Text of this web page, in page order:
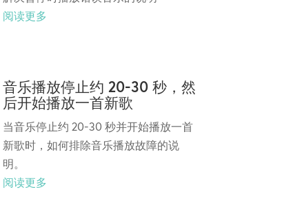
阅读更多
音乐播放停止约 20-30 秒，然
后开始播放一首新歌
当音乐停止约 20-30 秒并开始播放一首
新歌时，如何排除音乐播放故障的说
明。
阅读更多